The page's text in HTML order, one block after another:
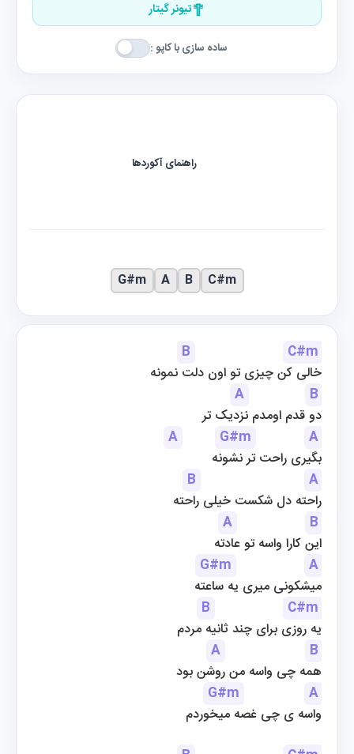
تیونر گیتار
ساده سازی با کاپو :
B
C#m
خالی کن چیزی تو اون دلت نمونه
A
B
دو قدم اومدم نزدیک تر
A
G#m
A
بگیری راحت تر نشونه
B
A
راحته دل شکست خیلی راحته
A
B
این کارا واسه تو عادته
G#m
A
میشکونی میری یه ساعته
B
C#m
یه روزی برای چند ثانیه مردم
A
B
همه چی واسه من روشن بود
G#m
A
واسه ی چی غصه میخوردم
راهنمای آکوردها
C#m
B
A
G#m